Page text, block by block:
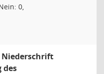
0,
Niederschrift
des